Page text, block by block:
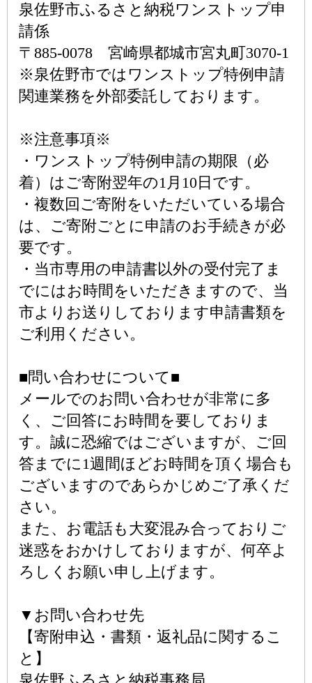
泉佐野市ふるさと納税ワンストップ申
請係
〒885-0078 宮崎県都城市宮丸町3070-1
※泉佐野市ではワンストップ特例申請
関連業務を外部委託しております。
※注意事項※
・ワンストップ特例申請の期限（必
着）はご寄附翌年の1月10日です。
・複数回ご寄附をいただいている場合
は、ご寄附ごとに申請のお手続きが必
要です。
・当市専用の申請書以外の受付完了ま
でにはお時間をいただきますので、当
市よりお送りしております申請書類を
ご利用ください。
■問い合わせについて■
メールでのお問い合わせが非常に多
く、ご回答にお時間を要しておりま
す。誠に恐縮ではございますが、ご回
答までに1週間ほどお時間を頂く場合も
ございますのであらかじめご了承くだ
さい。
また、お電話も大変混み合っておりご
迷惑をおかけしておりますが、何卒よ
ろしくお願い申し上げます。
▼お問い合わせ先
【寄附申込・書類・返礼品に関するこ
と】